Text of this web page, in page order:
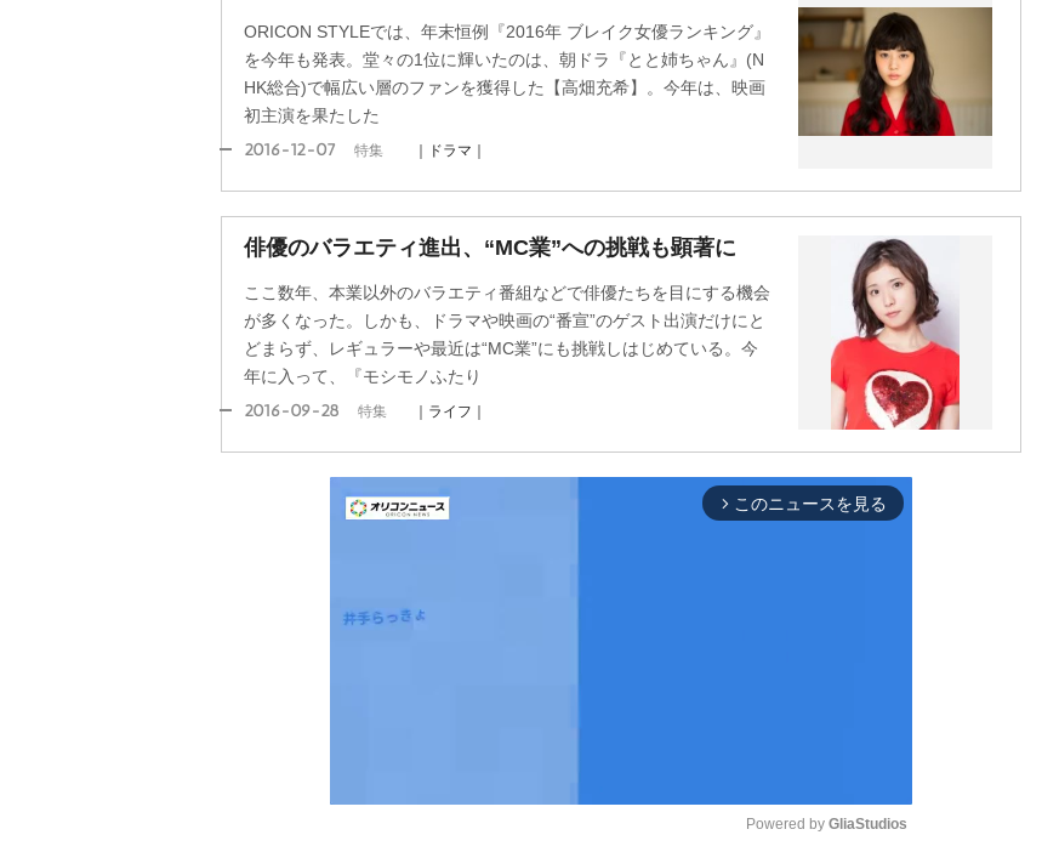
ORICON STYLEでは、年末恒例『2016年 ブレイク女優ランキング』
を今年も発表。堂々の1位に輝いたのは、朝ドラ『とと姉ちゃん』(N
HK総合)で幅広い層のファンを獲得した【高畑充希】。今年は、映画
初主演を果たした
2016-12-07 特集 ｜ドラマ｜
俳優のバラエティ進出、“MC業”への挑戦も顕著に
ここ数年、本業以外のバラエティ番組などで俳優たちを目にする機会
が多くなった。しかも、ドラマや映画の“番宣”のゲスト出演だけにと
どまらず、レギュラーや最近は“MC業”にも挑戦しはじめている。今
年に入って、『モシモノふたり
2016-09-28 特集 ｜ライフ｜
arrow_forward_ios このニュースを見る
Powered by GliaStudios